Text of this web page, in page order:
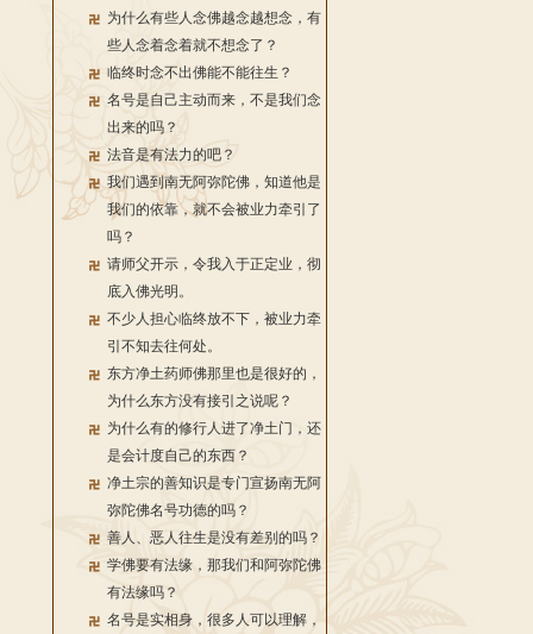
为什么有些人念佛越念越想念，有
些人念着念着就不想念了？
临终时念不出佛能不能往生？
名号是自己主动而来，不是我们念
出来的吗？
法音是有法力的吧？
我们遇到南无阿弥陀佛，知道他是
我们的依靠，就不会被业力牵引了
吗？
请师父开示，令我入于正定业，彻
底入佛光明。
不少人担心临终放不下，被业力牵
引不知去往何处。
东方净土药师佛那里也是很好的，
为什么东方没有接引之说呢？
为什么有的修行人进了净土门，还
是会计度自己的东西？
净土宗的善知识是专门宣扬南无阿
弥陀佛名号功德的吗？
善人、恶人往生是没有差别的吗？
学佛要有法缘，那我们和阿弥陀佛
有法缘吗？
名号是实相身，很多人可以理解，